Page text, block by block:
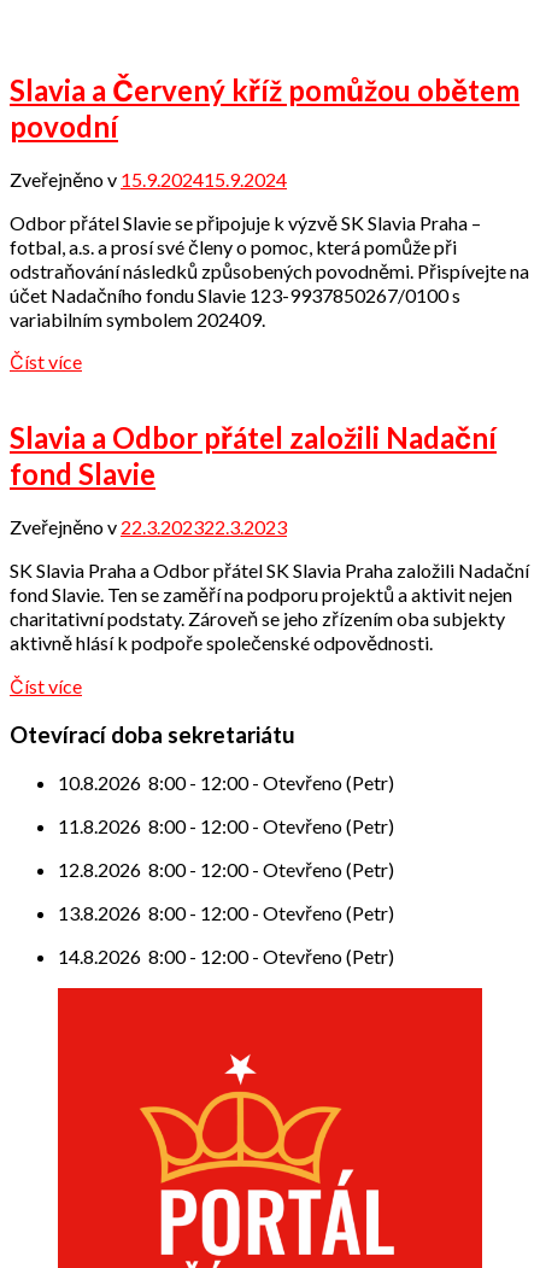
Slavia a Červený kříž pomůžou obětem
povodní
Zveřejněno v 15.9.202415.9.2024
přátel
Odbor přátel Slavie se připojuje k výzvě SK Slavia Praha –
fotbal, a.s. a prosí své členy o pomoc, která pomůže při
odstraňování následků způsobených povodněmi. Přispívejte na
účet Nadačního fondu Slavie 123-9937850267/0100 s
variabilním symbolem 202409.
Číst více
Slavia a Odbor přátel založili Nadační
fond Slavie
Zveřejněno v 22.3.202322.3.2023
přátel
SK Slavia Praha a Odbor přátel SK Slavia Praha založili Nadační
fond Slavie. Ten se zaměří na podporu projektů a aktivit nejen
charitativní podstaty. Zároveň se jeho zřízením oba subjekty
aktivně hlásí k podpoře společenské odpovědnosti.
Číst více
Otevírací doba sekretariátu
10.8.2026 8:00- 12:00- Otevřeno (Petr)
11.8.2026 8:00- 12:00- Otevřeno (Petr)
12.8.2026 8:00- 12:00- Otevřeno (Petr)
13.8.2026 8:00- 12:00- Otevřeno (Petr)
14.8.2026 8:00- 12:00- Otevřeno (Petr)